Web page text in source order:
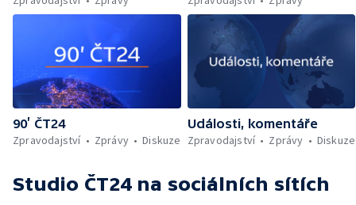
90’ ČT24
Zpravodajství
Zprávy Diskuze
Události, komentáře
Zpravodajství
Zprávy Diskuze
Studio ČT24 na sociálních sítích